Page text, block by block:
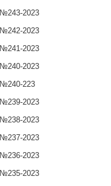
№243-2023
№242-2023
№241-2023
№240-2023
№240-223
№239-2023
№238-2023
№237-2023
№236-2023
№235-2023